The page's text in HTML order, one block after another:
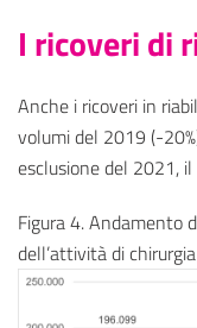
I ricoveri di
Anche i ricoveri in
volumi del 2019 (-
esclusione del 2021,
Figura 4. Andamento
dell’attività di